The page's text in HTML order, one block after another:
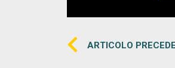
ARTICOLO